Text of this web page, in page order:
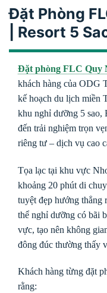
Đặt Phòng
| Resort 5
Đặt phòng FLC Quy
khách hàng của ODG
kế hoạch du lịch miền
khu nghỉ dưỡng 5 sao,
đến trải nghiệm trọn
riêng tư – dịch vụ cao
Tọa lạc tại khu vực
khoảng 20 phút di
tuyệt đẹp hướng thẳng
thể nghỉ dưỡng có bãi
vực, tạo nên không
đông đúc thường thấy
Khách hàng từng đặt
rằng: